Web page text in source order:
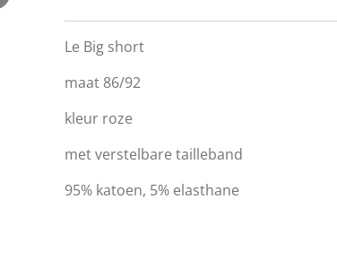
Le Big short
maat 86/92
kleur roze
met verstelbare tailleband
95% katoen, 5% elasthane